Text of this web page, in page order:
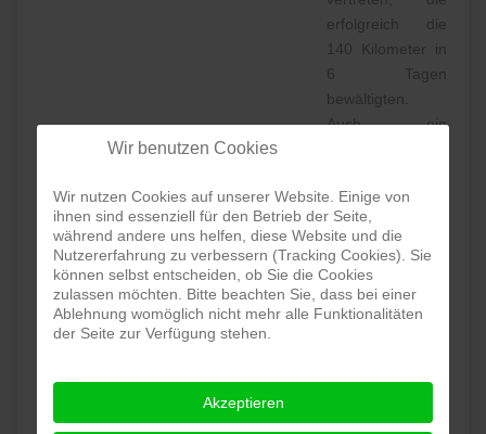
erfolgreich die
140 Kilometer in
6 Tagen
bewältigten.
Auch ein
Dickenberg.
Moritz Stöttner
belegte in der
Altergruppe M30
den 3. Platz und
belegte am Ende
Gesamtwertung.
Wir benutzen Cookies
Wir nutzen Cookies auf unserer Website. Einige von
ihnen sind essenziell für den Betrieb der Seite,
während andere uns helfen, diese Website und die
Nutzererfahrung zu verbessern (Tracking Cookies). Sie
können selbst entscheiden, ob Sie die Cookies
zulassen möchten. Bitte beachten Sie, dass bei einer
Ablehnung womöglich nicht mehr alle Funktionalitäten
der Seite zur Verfügung stehen.
Akzeptieren